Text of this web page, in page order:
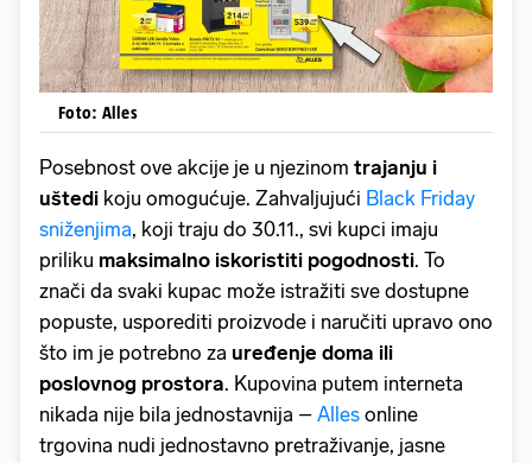
Foto: Alles
Posebnost ove akcije je u njezinom trajanju i
uštedi koju omogućuje. Zahvaljujući Black Friday
sniženjima, koji traju do 30.11., svi kupci imaju
priliku maksimalno iskoristiti pogodnosti. To
znači da svaki kupac može istražiti sve dostupne
popuste, usporediti proizvode i naručiti upravo ono
što im je potrebno za uređenje doma ili
poslovnog prostora. Kupovina putem interneta
nikada nije bila jednostavnija – Alles online
trgovina nudi jednostavno pretraživanje, jasne